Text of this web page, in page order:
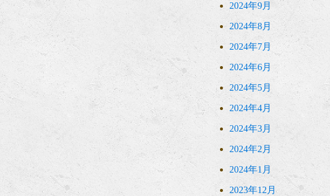
2024年9月
2024年8月
2024年7月
2024年6月
2024年5月
2024年4月
2024年3月
2024年2月
2024年1月
2023年12月